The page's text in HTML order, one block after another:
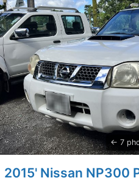
7
2015' Nissan NP300